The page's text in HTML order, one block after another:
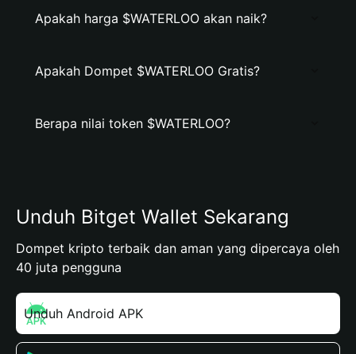
Apakah harga $WATERLOO akan naik?
Apakah Dompet $WATERLOO Gratis?
Berapa nilai token $WATERLOO?
Unduh Bitget Wallet Sekarang
Dompet kripto terbaik dan aman yang dipercaya oleh
40 juta pengguna
Unduh Android APK